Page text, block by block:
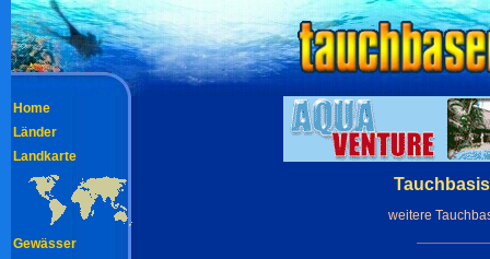
weitere
Home
Länder
Landkarte
Gewässer